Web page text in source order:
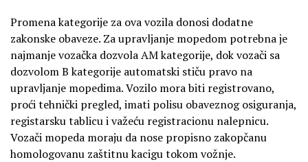
Promena kategorije za ova vozila donosi dodatne
zakonske obaveze. Za upravljanje mopedom potrebna je
najmanje vozačka dozvola AM kategorije, dok vozači sa
dozvolom B kategorije automatski stiču pravo na
upravljanje mopedima. Vozilo mora biti registrovano,
proći tehnički pregled, imati polisu obaveznog osiguranja,
registarsku tablicu i važeću registracionu nalepnicu.
Vozači mopeda moraju da nose propisno zakopčanu
homologovanu zaštitnu kacigu tokom vožnje.